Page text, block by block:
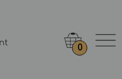
0